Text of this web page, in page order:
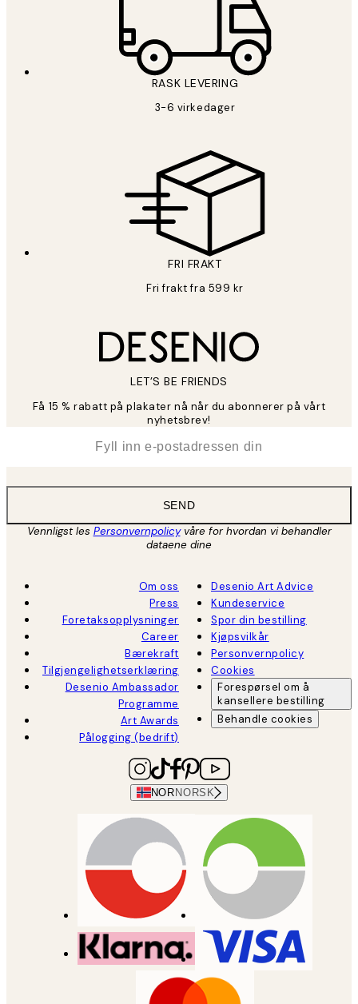
RASK LEVERING
3-6 virkedager
FRI FRAKT
Fri frakt fra 599 kr
LET’S BE FRIENDS
Få 15 % rabatt på plakater nå når du abonnerer på vårt
nyhetsbrev!
SEND
Vennligst les Personvernpolicyvåre for hvordan vi behandler
dataene dine
Om oss
Press
Foretaksopplysninger
Career
Bærekraft
Tilgjengelighetserklæring
Desenio Ambassador
Programme
Art Awards
Pålogging (bedrift)
Desenio Art Advice
Kundeservice
Spor din bestilling
Kjøpsvilkår
Personvernpolicy
Cookies
Forespørsel om å
kansellere bestilling
Behandle cookies
NOR NORSK